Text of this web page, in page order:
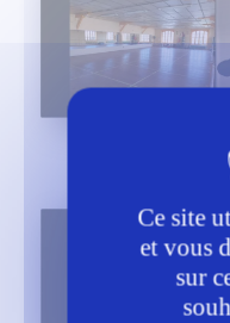
Ce site
et vous
sur